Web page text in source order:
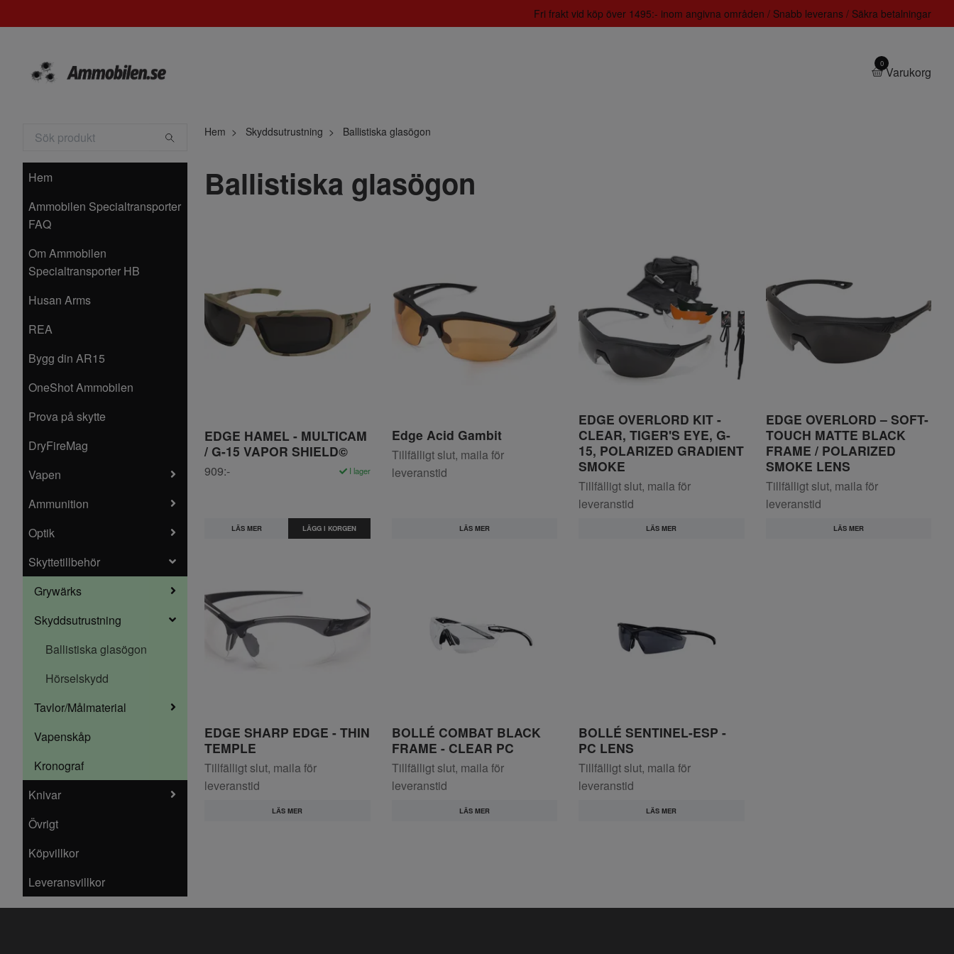
Fri frakt vid köp över 1495:- inom angivna områden / Snabb leverans / Säkra betalningar
0
Varukorg
Hem
Ammobilen Specialtransporter
FAQ
Om Ammobilen
Specialtransporter HB
Husan Arms
REA
Bygg din AR15
OneShot Ammobilen
Prova på skytte
DryFireMag
Vapen
Ammunition
Optik
Skyttetillbehör
Grywärks
Skyddsutrustning
Ballistiska glasögon
Hörselskydd
Tavlor/Målmaterial
Vapenskåp
Kronograf
Knivar
Övrigt
Köpvillkor
Leveransvillkor
Hem Skyddsutrustning Ballistiska glasögon
Ballistiska glasögon
EDGE HAMEL - MULTICAM
/ G-15 VAPOR SHIELD©
909:- I lager
LÄS MER
Edge Acid Gambit
Tillfälligt slut, maila för
leveranstid
LÄS MER
EDGE OVERLORD KIT -
CLEAR, TIGER'S EYE, G-
15, POLARIZED GRADIENT
SMOKE
Tillfälligt slut, maila för
leveranstid
LÄS MER
EDGE OVERLORD – SOFT-
TOUCH MATTE BLACK
FRAME / POLARIZED
SMOKE LENS
Tillfälligt slut, maila för
leveranstid
LÄS MER
EDGE SHARP EDGE - THIN
TEMPLE
Tillfälligt slut, maila för
leveranstid
LÄS MER
BOLLÉ COMBAT BLACK
FRAME - CLEAR PC
Tillfälligt slut, maila för
leveranstid
LÄS MER
BOLLÉ SENTINEL-ESP -
PC LENS
Tillfälligt slut, maila för
leveranstid
LÄS MER